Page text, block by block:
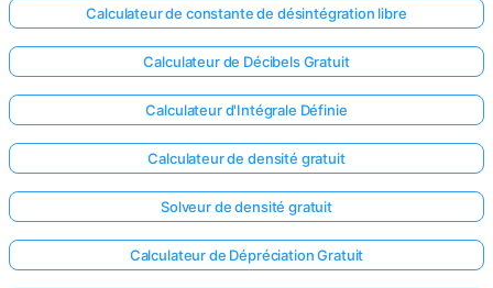
Calculateur de constante de désintégration libre
Calculateur de Décibels Gratuit
Calculateur d'Intégrale Définie
Calculateur de densité gratuit
Solveur de densité gratuit
Calculateur de Dépréciation Gratuit